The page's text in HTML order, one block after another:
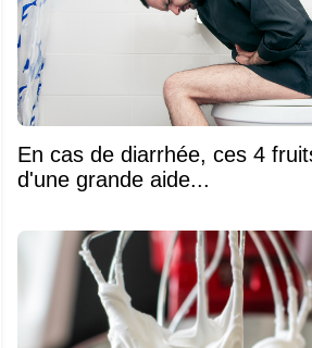
En cas de diarrhée, ces 4
d'une grande aide...